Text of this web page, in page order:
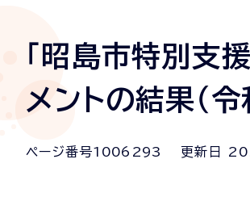
「昭島市特別支
メントの結果（令
ページ番号1006293 更新日